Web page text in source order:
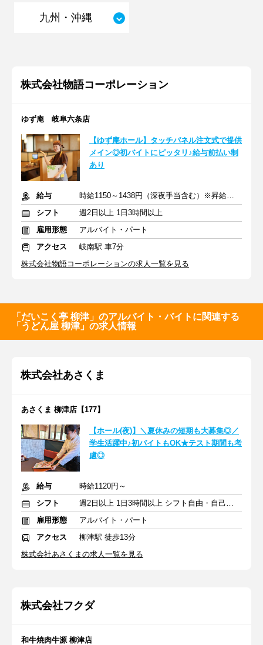
九州・沖縄
株式会社物語コーポレーション
ゆず庵 岐阜六条店
【ゆず庵ホール】タッチパネル注文式で提供
メイン◎初バイトにピッタリ♪給与前払い制
あり
給与
時給1150～1438円（深夜手当含む）※昇給は随時あり
シフト
週2日以上 1日3時間以上
雇用形態
アルバイト・パート
アクセス
岐南駅 車7分
株式会社物語コーポレーションの求人一覧を見る
「だいこく亭 柳津」のアルバイト・バイトに関連する
「うどん屋 柳津」の求人情報
株式会社あさくま
あさくま 柳津店【177】
【ホール(夜)】＼夏休みの短期も大募集◎／
学生活躍中♪初バイトもOK★テスト期間も考
慮◎
給与
時給1120円～
シフト
週2日以上 1日3時間以上 シフト自由・自己申告
雇用形態
アルバイト・パート
アクセス
柳津駅 徒歩13分
株式会社あさくまの求人一覧を見る
株式会社フクダ
和牛焼肉牛源 柳津店